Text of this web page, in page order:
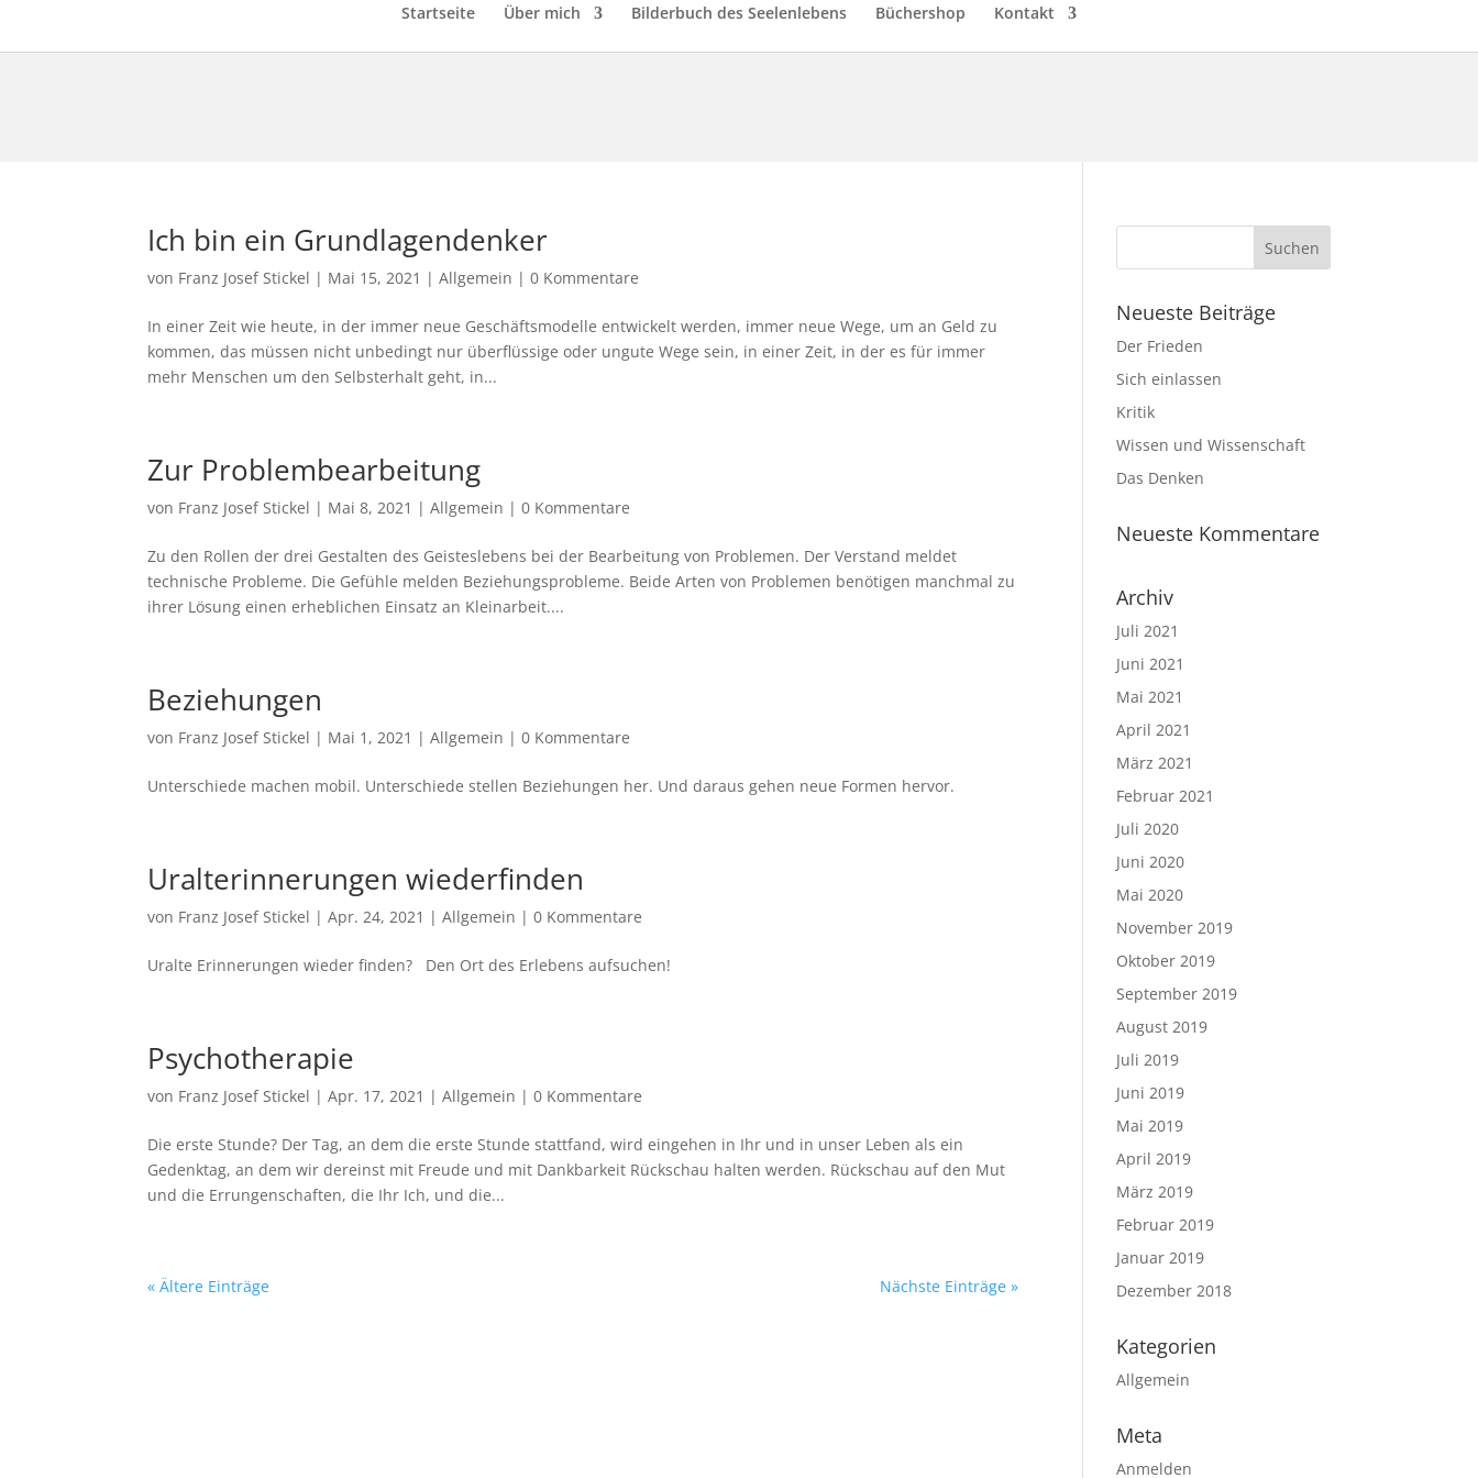
Startseite Über mich Bilderbuch des Seelenlebens Büchershop Kontakt
Ich bin ein Grundlagendenker
von Franz Josef Stickel | Mai 15, 2021 |Allgemein |0 Kommentare
In einer Zeit wie heute, in der immer neue Geschäftsmodelle entwickelt werden, immer neue Wege, um an Geld zu
kommen, das müssen nicht unbedingt nur überflüssige oder ungute Wege sein, in einer Zeit, in der es für immer
mehr Menschen um den Selbsterhalt geht, in...
Zur Problembearbeitung
von Franz Josef Stickel | Mai 8, 2021 |Allgemein |0 Kommentare
Zu den Rollen der drei Gestalten des Geisteslebens bei der Bearbeitung von Problemen. Der Verstand meldet
technische Probleme. Die Gefühle melden Beziehungsprobleme. Beide Arten von Problemen benötigen manchmal zu
ihrer Lösung einen erheblichen Einsatz an Kleinarbeit....
Beziehungen
von Franz Josef Stickel | Mai 1, 2021 |Allgemein |0 Kommentare
Unterschiede machen mobil. Unterschiede stellen Beziehungen her. Und daraus gehen neue Formen hervor.
Uralterinnerungen wiederfinden
von Franz Josef Stickel |Apr. 24, 2021 |Allgemein |0 Kommentare
Uralte Erinnerungen wieder finden? Den Ort des Erlebens aufsuchen!
Psychotherapie
von Franz Josef Stickel |Apr. 17, 2021 |Allgemein |0 Kommentare
Die erste Stunde? Der Tag, an dem die erste Stunde stattfand, wird eingehen in Ihr und in unser Leben als ein
Gedenktag, an dem wir dereinst mit Freude und mit Dankbarkeit Rückschau halten werden. Rückschau auf den Mut
und die Errungenschaften, die Ihr Ich, und die...
« Ältere Einträge Nächste Einträge »
Neueste Beiträge
Der Frieden
Sich einlassen
Kritik
Wissen und Wissenschaft
Das Denken
Neueste Kommentare
Archiv
Juli 2021
Juni 2021
Mai 2021
April 2021
März 2021
Februar 2021
Juli 2020
Juni 2020
Mai 2020
November 2019
Oktober 2019
September 2019
August 2019
Juli 2019
Juni 2019
Mai 2019
April 2019
März 2019
Februar 2019
Januar 2019
Dezember 2018
Kategorien
Allgemein
Meta
Anmelden